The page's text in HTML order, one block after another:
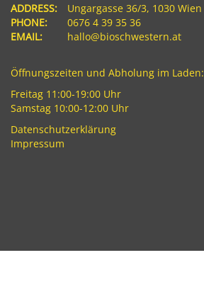
ADDRESS:
Ungargasse 36/3, 1030 Wien
PHONE:
0676 4 39 35 36
EMAIL:
hallo@bioschwestern.at
Öffnungszeiten und Abholung im Laden:
Freitag 11:00-19:00 Uhr
Samstag 10:00-12:00 Uhr
Datenschutzerklärung
Impressum